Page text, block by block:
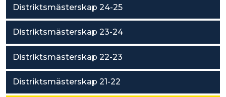
Distriktsmästerskap 24-25
Distriktsmästerskap 23-24
Distriktsmästerskap 22-23
Distriktsmästerskap 21-22